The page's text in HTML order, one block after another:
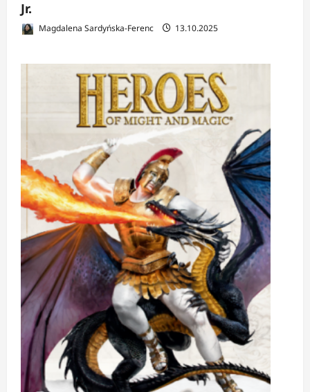
Jr.
Magdalena Sardyńska-Ferenc 13.10.2025